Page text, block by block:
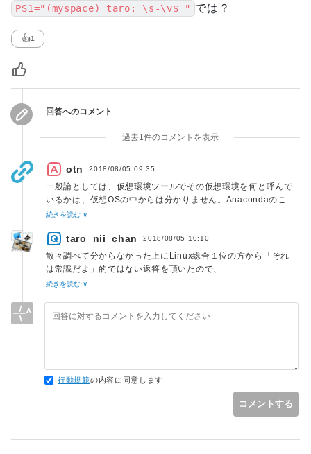
PS1="(myspace) taro: \s-\v$ " では？
👍1
回答へのコメント
過去1件のコメントを表示
otn 2018/08/05 09:35
一般論としては、仮想環境ツールでその仮想環境を何と呼んで
いるかは、仮想OSの中からは分かりません。Anacondaのこ
とはよく知らないので、何か手段があるかも。
続きを読む ∨
taro_nii_chan 2018/08/05 10:10
散々調べて分からなかった上にLinux総合１位の方から「それ
は常識だよ」的ではない返答を頂いたので、
何か手段がある可能性はあるにせよ、これ以上こだわるところ
ありがとうございました。
続きを読む ∨
行動規範の内容に同意します
コメントする